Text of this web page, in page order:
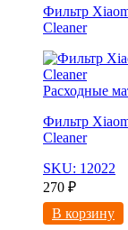
Фильтр
Cleaner
Расходные
Фильтр
Cleaner
SKU: 12022
270 ₽
В корзину